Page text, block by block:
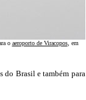
o aeroporto de Viracopos, em
do Brasil e também para